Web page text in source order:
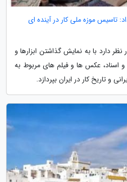
تاسیس موزه ملی کار در آینده ای
دارد با به نمایش گذاشتن ابزارها و
و اسناد، عکس ها و فیلم های مربوط به
و تاریخ کار در ایران بپردازد.